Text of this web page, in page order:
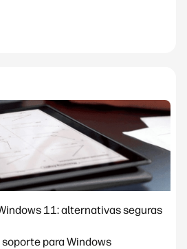
11: alternativas seguras
para Windows